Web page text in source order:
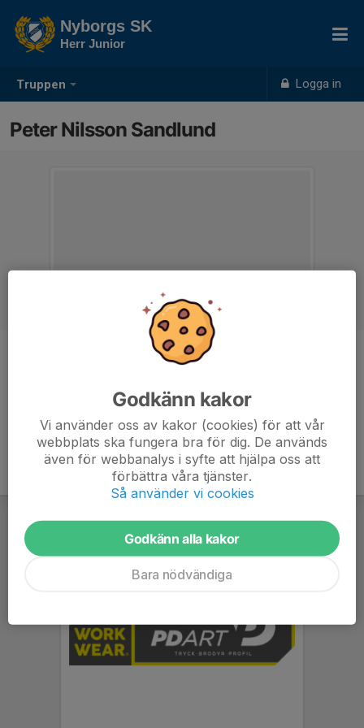
Truppen Logga in
Nyborgs SK
Herr Junior
Peter Nilsson Sandlund
Tränare
Godkänn kakor
Vi använder oss av kakor (cookies) för att vår
webbplats ska fungera bra för dig. De används
även för webbanalys i syfte att hjälpa oss att
förbättra våra tjänster.
Så använder vi cookies
Godkänn alla kakor
Bara nödvändiga